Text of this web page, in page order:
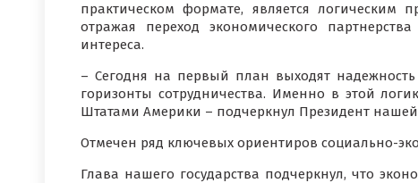
практическом формате, является логическим
отражая переход экономического
интереса.
– Сегодня на первый план выходят
горизонты сотрудничества. Именно в этой
Штатами Америки – подчеркнул Президент
Отмечен ряд ключевых ориентиров социально-
Глава нашего государства подчеркнул, что